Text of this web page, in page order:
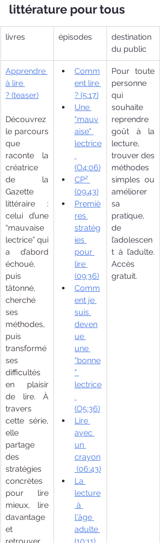
littérature pour tous
livres épisodes
destination
du public
Apprendre
à lire
? (teaser)
Découvrez
le parcours
que
raconte la
créatrice
de la
Gazette
littéraire :
celui d’une
“mauvaise
lectrice” qui
a d’abord
échoué,
puis
tâtonné,
cherché
ses
méthodes,
puis
transformé
ses
difficultés
en plaisir
de lire. À
travers
cette série,
elle
partage
des
stratégies
concrètes
pour lire
mieux, lire
davantage
et
Comm
ent lire
? (5:17)
Une
"mauv
aise"
lectrice
(O4:06)
CP²
(09:43)
Premiè
res
stratég
ies
pour
lire
(09:36)
Comm
ent je
suis
deven
ue
une
"bonne
"
lectrice
(O5:36)
Lire
avec
un
crayon
(06:43)
La
lecture
à
l'âge
adulte
Pour toute
personne
qui
souhaite
reprendre
goût à la
lecture,
trouver des
méthodes
simples ou
améliorer
sa
pratique,
de
l’adolescen
t à l’adulte.
Accès
gratuit.